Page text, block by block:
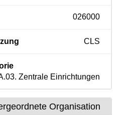
026000
CLS
Zentrale Einrichtungen
Organisation